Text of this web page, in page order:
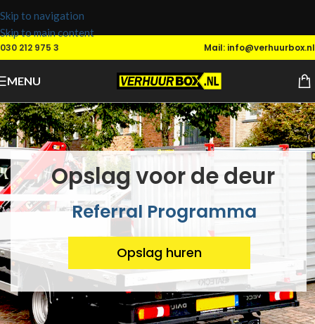
Skip to navigation
Skip to main content
030 212 975 3 Mail: info@verhuurbox.nl
MENU
Opslag huren
Referral Programma
Opslag voor de deur